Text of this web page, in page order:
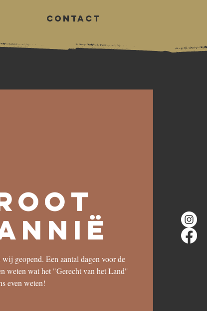
CONTACT
geopend. Een aantal dagen voor de
weten wat het "Gerecht van het Land"
even weten!